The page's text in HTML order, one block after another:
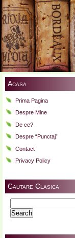
Acasa
Prima Pagina
Despre Mine
De ce?
Despre “Punctaj”
Contact
Privacy Policy
Cautare Clasica
for: